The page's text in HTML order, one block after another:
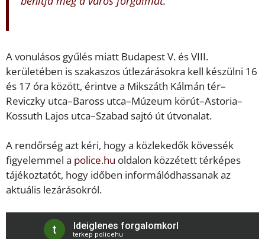
A vonulásos gyűlés miatt Budapest V. és VIII.
kerületében is szakaszos útlezárásokra kell készülni 16
és 17 óra között, érintve a Mikszáth Kálmán tér–
Reviczky utca–Baross utca–Múzeum körút–Astoria–
Kossuth Lajos utca–Szabad sajtó út útvonalat.
A rendőrség azt kéri, hogy a közlekedők kövessék
figyelemmel a police.hu oldalon közzétett térképes
tájékoztatót, hogy időben informálódhassanak az
aktuális lezárásokról.